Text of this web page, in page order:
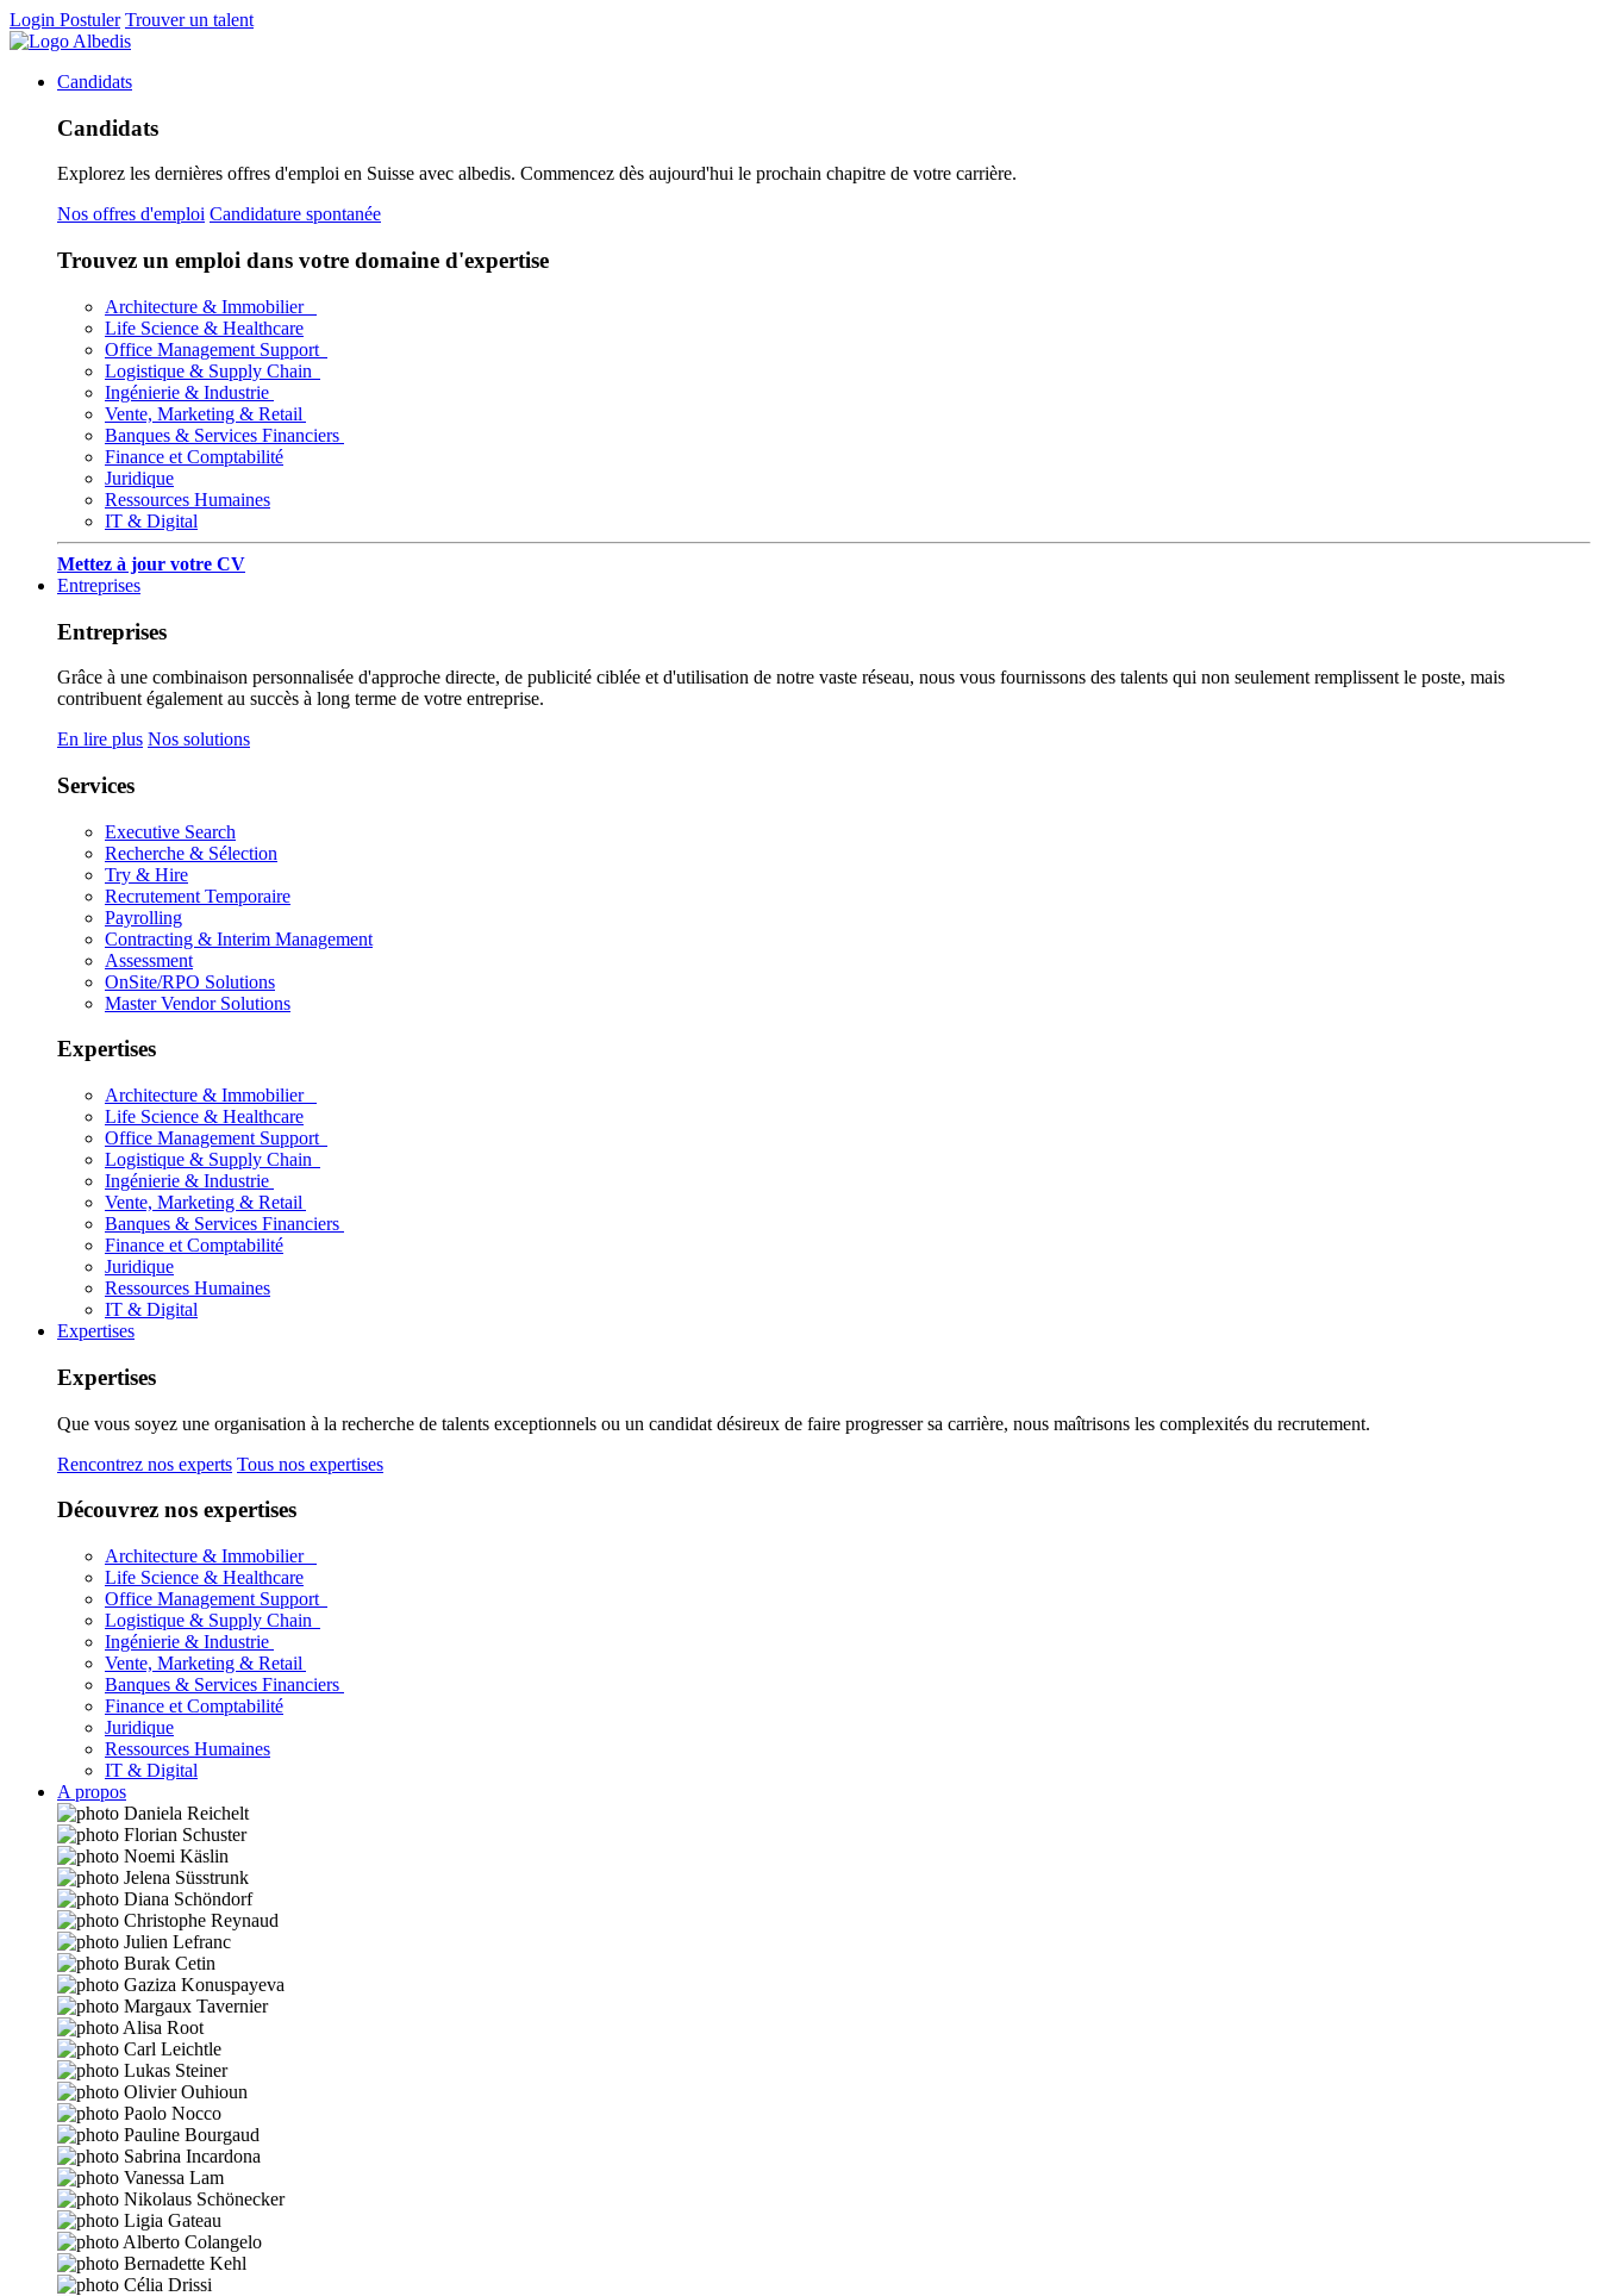
Login Postuler Trouver un talent
Candidats
Candidats
Explorez les dernières offres d'emploi en Suisse avec albedis. Commencez dès aujourd'hui le prochain chapitre de votre carrière.
Nos offres d'emploi Candidature spontanée
Trouvez un emploi dans votre domaine d'expertise
Architecture & Immobilier
Life Science & Healthcare
Office Management Support
Logistique & Supply Chain
Ingénierie & Industrie
Vente, Marketing & Retail
Banques & Services Financiers
Finance et Comptabilité
Juridique
Ressources Humaines
IT & Digital
Mettez à jour votre CV
Entreprises
Entreprises
Grâce à une combinaison personnalisée d'approche directe, de publicité ciblée et d'utilisation de notre vaste réseau, nous vous fournissons des talents qui non seulement remplissent le poste, mais
contribuent également au succès à long terme de votre entreprise.
En lire plus Nos solutions
Services
Executive Search
Recherche & Sélection
Try & Hire
Recrutement Temporaire
Payrolling
Contracting & Interim Management
Assessment
OnSite/RPO Solutions
Master Vendor Solutions
Expertises
Architecture & Immobilier
Life Science & Healthcare
Office Management Support
Logistique & Supply Chain
Ingénierie & Industrie
Vente, Marketing & Retail
Banques & Services Financiers
Finance et Comptabilité
Juridique
Ressources Humaines
IT & Digital
Expertises
Expertises
Que vous soyez une organisation à la recherche de talents exceptionnels ou un candidat désireux de faire progresser sa carrière, nous maîtrisons les complexités du recrutement.
Rencontrez nos experts Tous nos expertises
Découvrez nos expertises
Architecture & Immobilier
Life Science & Healthcare
Office Management Support
Logistique & Supply Chain
Ingénierie & Industrie
Vente, Marketing & Retail
Banques & Services Financiers
Finance et Comptabilité
Juridique
Ressources Humaines
IT & Digital
A propos